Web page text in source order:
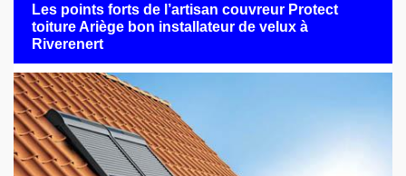
Les points forts de l’artisan couvreur Protect
toiture Ariège bon installateur de velux à
Riverenert